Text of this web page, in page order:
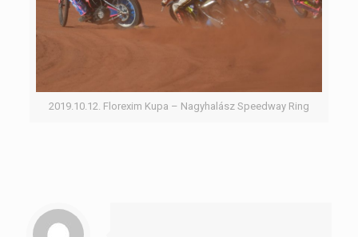
2019.10.12. Florexim Kupa – Nagyhalász Speedway Ring